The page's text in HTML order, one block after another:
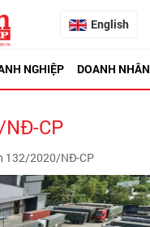
English
NGHIỆP DOANH NHÂN
CP
132/2020/NĐ-CP